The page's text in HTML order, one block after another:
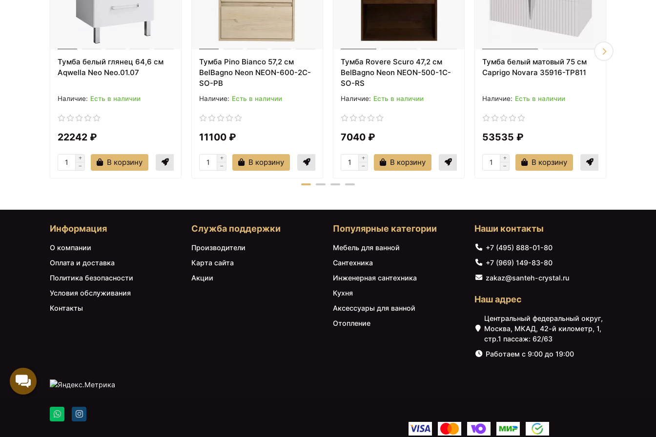
Тумба белый глянец 64,6 см
Aqwella Neo Neo.01.07
Есть в наличии
22242 ₽
В корзину
Тумба Pino Bianco 57,2 см
BelBagno Neon NEON-600-2C-
SO-PB
Есть в наличии
11100 ₽
В корзину
Тумба Rovere Scuro 47,2 см
BelBagno Neon NEON-500-1C-
SO-RS
Есть в наличии
7040 ₽
В корзину
Тумба белый матовый 75 см
Caprigo Novara 35916-TP811
Есть в наличии
53535 ₽
В корзину
Информация
О компании
Оплата и доставка
Политика безопасности
Условия обслуживания
Контакты
Служба поддержки
Производители
Карта сайта
Акции
Популярные категории
Мебель для ванной
Сантехника
Инженерная сантехника
Кухня
Аксессуары для ванной
Отопление
Наши контакты
+7 (495) 888-01-80
+7 (969) 149-83-80
zakaz@santeh-crystal.ru
Наш адрес
Центральный федеральный округ,
Москва, МКАД, 42-й километр, 1,
стр.1 пассаж: 62/63
Работаем с 9:00 до 19:00